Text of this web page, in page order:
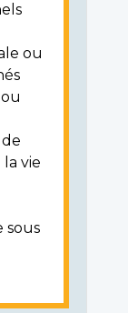
ou
vie
sous